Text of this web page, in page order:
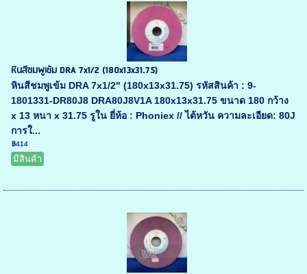
หินสีชมพูเข้ม DRA 7x1/2 (180x13x31.75)
หินสีชมพูเข้ม DRA 7x1/2" (180x13x31.75) รหัสสินค้า : 9-
1801331-DR80J8 DRA80J8V1A 180x13x31.75 ขนาด 180 กว้าง
x 13 หนา x 31.75 รูใน ยี่ห้อ : Phoniex // ไต้หวัน ความละเอียด: 80J
การใ...
฿414
มีสินค้า